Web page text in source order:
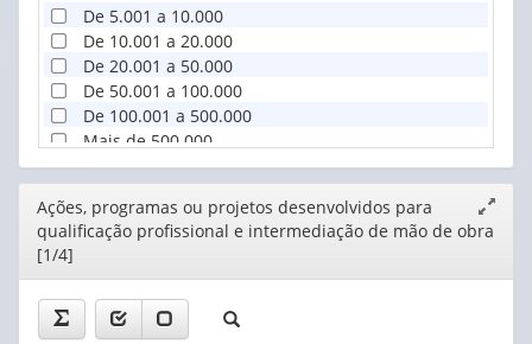
De 5.001 a 10.000
De 10.001 a 20.000
De 20.001 a 50.000
De 50.001 a 100.000
De 100.001 a 500.000
Mais de 500.000
Editor
janela
Ações, programas ou projetos desenvolvidos para
qualificação profissional e intermediação de mão de obra
[1/4]